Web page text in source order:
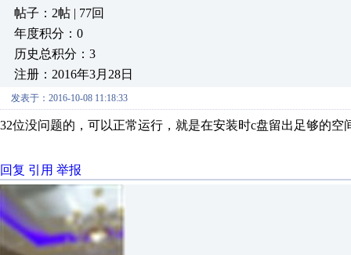
帖子：2帖 | 77回
年度积分：0
历史总积分：3
注册：2016年3月28日
发表于：2016-10-08 11:18:33
32位没问题的，可以正常运行，就是在安装时c盘留出足够的空
回复 引用 举报